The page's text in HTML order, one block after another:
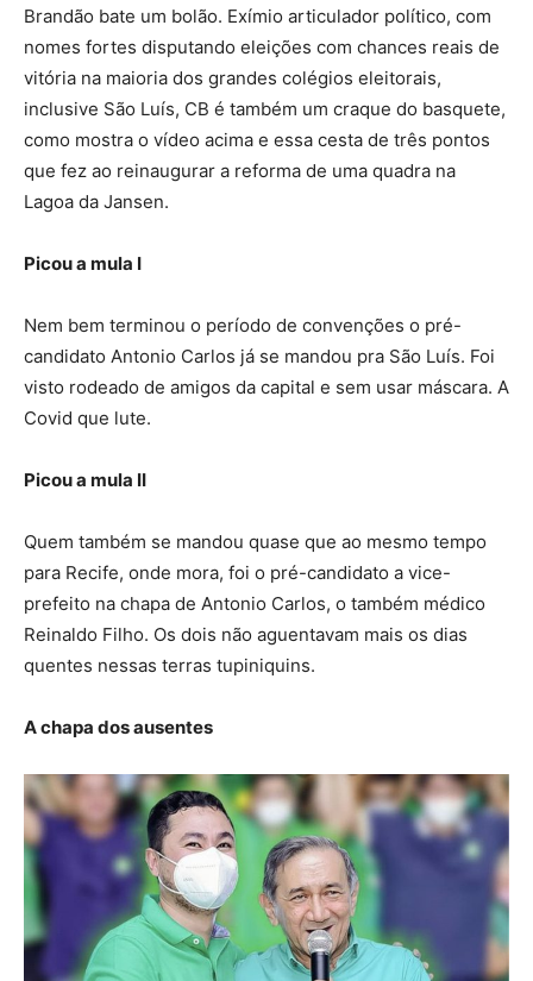
Brandão bate um bolão. Exímio articulador político, com
nomes fortes disputando eleições com chances reais de
vitória na maioria dos grandes colégios eleitorais,
inclusive São Luís, CB é também um craque do basquete,
como mostra o vídeo acima e essa cesta de três pontos
que fez ao reinaugurar a reforma de uma quadra na
Lagoa da Jansen.
Picou a mula I
Nem bem terminou o período de convenções o pré-
candidato Antonio Carlos já se mandou pra São Luís. Foi
visto rodeado de amigos da capital e sem usar máscara. A
Covid que lute.
Picou a mula II
Quem também se mandou quase que ao mesmo tempo
para Recife, onde mora, foi o pré-candidato a vice-
prefeito na chapa de Antonio Carlos, o também médico
Reinaldo Filho. Os dois não aguentavam mais os dias
quentes nessas terras tupiniquins.
A chapa dos ausentes